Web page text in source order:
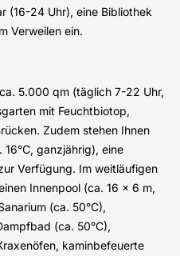
(16-24 Uhr), eine Bibliothek
Verweilen ein.
5.000 qm (täglich 7-22 Uhr,
mit Feuchtbiotop,
Zudem stehen Ihnen
ganzjährig), eine
Verfügung. Im weitläufigen
Innenpool (ca. 16 x 6 m,
(ca. 50°C),
(ca. 50°C),
kaminbefeuerte